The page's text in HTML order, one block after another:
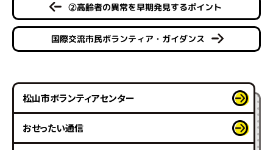
②高齢者の異常を早期発見するポイント
国際交流市民ボランティア・ガイダンス
松山市ボランティアセンター
おせったい通信